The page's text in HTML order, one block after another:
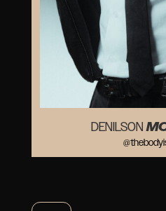
DENILSON